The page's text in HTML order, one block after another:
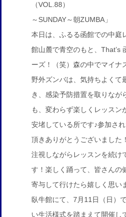
（VOL.88）
～SUNDAY～朝ZUMBA」
本日は、ふるる函館での中庭
館山麓で青空のもと、That’s
ーズ！（笑）森の中でマイナ
野外ズンバは、気持ちよくて
き、感染予防措置を取りなが
も、変わらず楽しくレッスン
安堵している所です♪参加さ
頂きありがとうございました
注視しながらレッスンを続け
す！楽しく踊って、皆さんの
寄与して行けたら嬉しく思い
臥牛館にて、7月11日（日）
い生活様式を踏まえて開催し